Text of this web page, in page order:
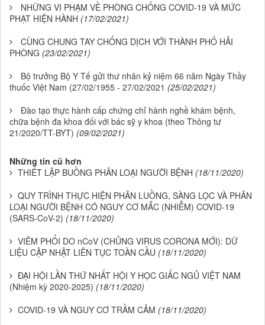
NHỮNG VI PHẠM VỀ PHÒNG CHỐNG COVID-19 VÀ MỨC
PHẠT HIỆN HÀNH (17/02/2021)
CÙNG CHUNG TAY CHỐNG DỊCH VỚI THÀNH PHỐ HẢI
PHÒNG (23/02/2021)
Bộ trưởng Bộ Y Tế gửi thư nhân kỷ niệm 66 năm Ngày Thầy
thuốc Việt Nam (27/02/1955 - 27/02/2021 (25/02/2021)
Đào tạo thực hành cấp chứng chỉ hành nghề khám bệnh,
chữa bệnh đa khoa đối với bác sỹ y khoa (theo Thông tư
21/2020/TT-BYT) (09/02/2021)
Những tin cũ hơn
THIẾT LẬP BUỒNG PHÂN LOẠI NGƯỜI BỆNH (18/11/2020)
QUY TRÌNH THỰC HIỆN PHÂN LUỒNG, SÀNG LỌC VÀ PHÂN
LOẠI NGƯỜI BỆNH CÓ NGUY CƠ MẮC (NHIỄM) COVID-19
(SARS-CoV-2) (18/11/2020)
VIÊM PHỔI DO nCoV (CHỦNG VIRUS CORONA MỚI): DỮ
LIỆU CẬP NHẬT LIÊN TỤC TOÀN CẦU (18/11/2020)
ĐẠI HỘI LẦN THỨ NHẤT HỘI Y HỌC GIẤC NGỦ VIỆT NAM
(Nhiệm kỳ 2020-2025) (18/11/2020)
COVID-19 VÀ NGUY CƠ TRẦM CẢM (18/11/2020)